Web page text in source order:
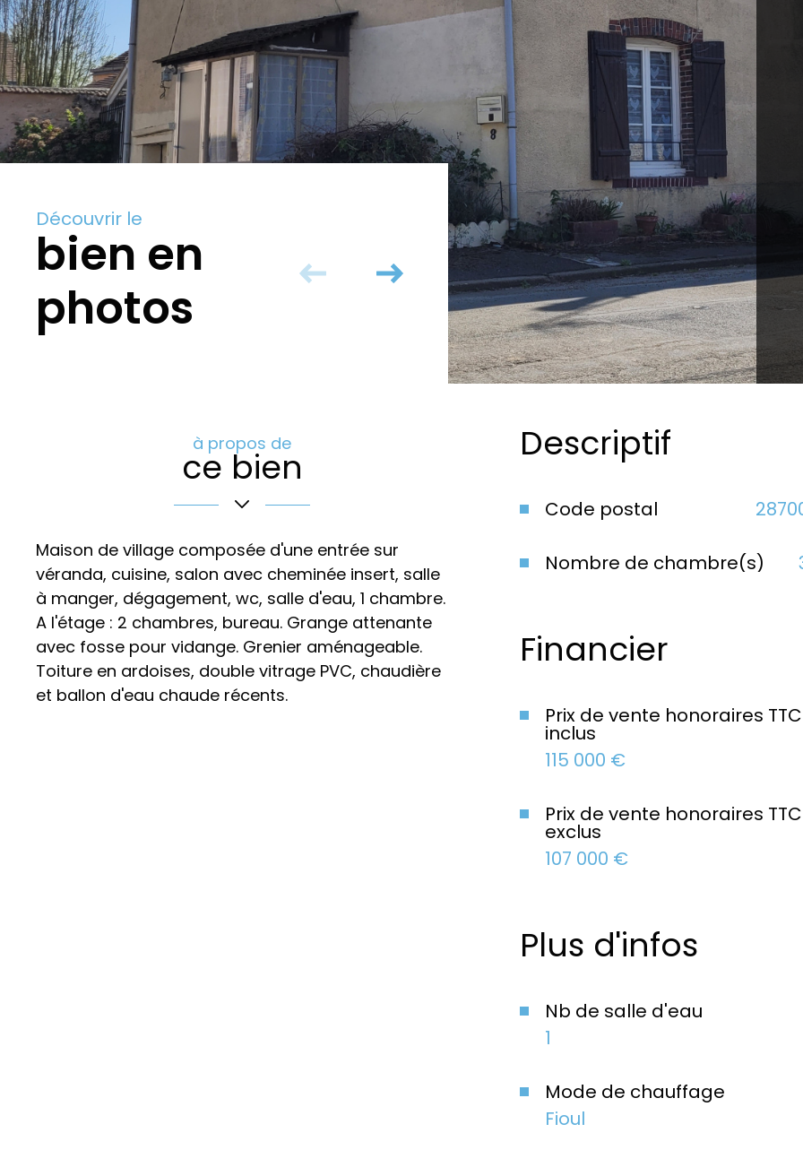
Découvrir le
bien en
photos
à propos de
ce bien
Maison de village composée d'une entrée sur
véranda, cuisine, salon avec cheminée insert, salle
à manger, dégagement, wc, salle d'eau, 1 chambre.
A l'étage : 2 chambres, bureau. Grange attenante
avec fosse pour vidange. Grenier aménageable.
Toiture en ardoises, double vitrage PVC, chaudière
et ballon d'eau chaude récents.
Descriptif
Code postal
Nombre de chambre(s)
Financier
Prix de vente honoraires TTC
inclus
115 000 €
Prix de vente honoraires TTC
exclus
107 000 €
Plus d'infos
Nb de salle d'eau
1
Mode de chauffage
Fioul